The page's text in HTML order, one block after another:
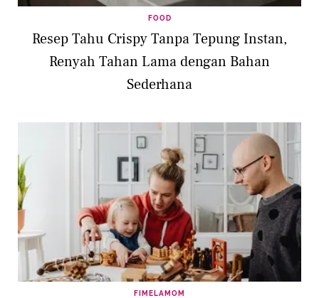
FOOD
Resep Tahu Crispy Tanpa Tepung Instan,
Renyah Tahan Lama dengan Bahan
Sederhana
FIMELAMOM